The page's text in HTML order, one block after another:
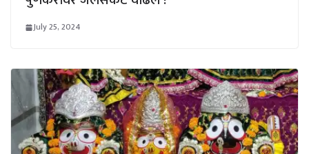
July 25, 2024